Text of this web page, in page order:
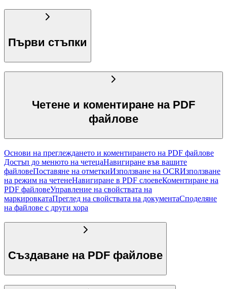
Първи стъпки
Четене и коментиране на PDF
файлове
Основи на преглеждането и коментирането на PDF файлове
Достъп до менюто на четецаНавигиране във вашите
файловеПоставяне на отметкиИзползване на OCRИзползване
на режим на четенеНавигиране в PDF слоевеКоментиране на
PDF файловеУправление на свойствата на
маркировкатаПреглед на свойствата на документаСподеляне
на файлове с други хора
Създаване на PDF файлове